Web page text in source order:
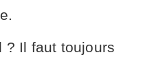
? Il faut toujours